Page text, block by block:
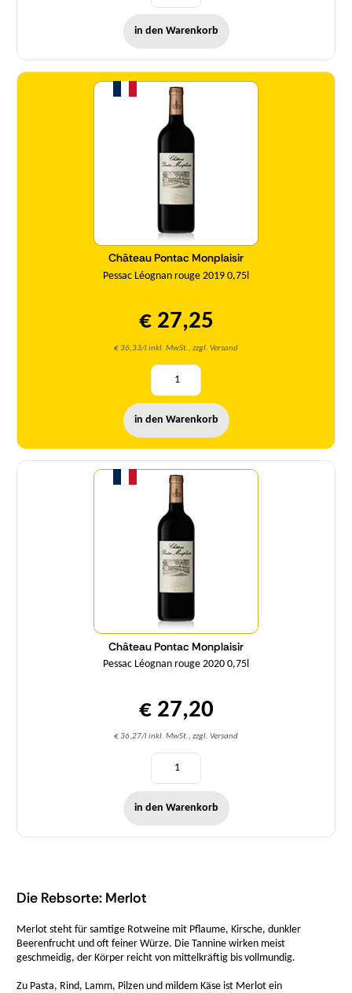
in den Warenkorb
Château Pontac Monplaisir
Pessac Léognan rouge 2019 0,75l
€ 27,25
€ 36,33/l inkl. MwSt., zzgl. Versand
Menge
in den Warenkorb
Château Pontac Monplaisir
Pessac Léognan rouge 2020 0,75l
€ 27,20
€ 36,27/l inkl. MwSt., zzgl. Versand
Menge
in den Warenkorb
Die Rebsorte: Merlot
Merlot steht für samtige Rotweine mit Pflaume, Kirsche, dunkler
Beerenfrucht und oft feiner Würze. Die Tannine wirken meist
geschmeidig, der Körper reicht von mittelkräftig bis vollmundig.
Zu Pasta, Rind, Lamm, Pilzen und mildem Käse ist Merlot ein